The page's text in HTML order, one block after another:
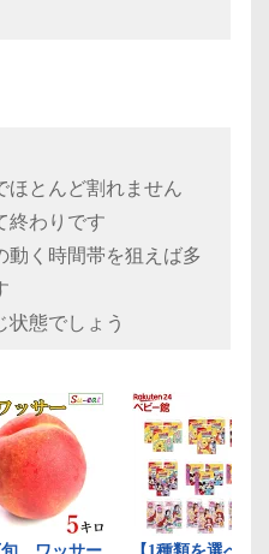
ほとんど割れません
終わりです
動く時間帯を狙えば多
状態でしょう